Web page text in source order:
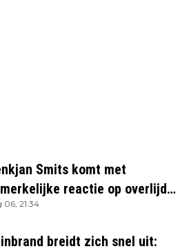
Smits komt met
reactie op overlijden
Kaagman
06, 21:34
breidt zich snel uit: